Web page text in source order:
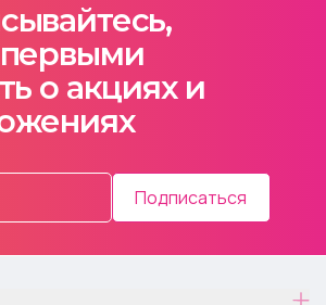
о акциях и
Подписаться